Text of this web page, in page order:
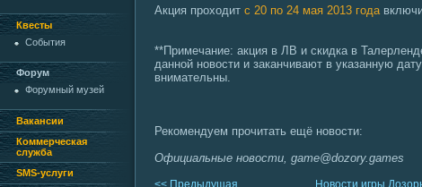
Квесты
События
Форум
Форумный музей
Вакансии
Коммерческая
служба
SMS-услуги
Акция проходит с 20 по 24 мая 2013 года
**Примечание: акция в ЛВ и скидка в
данной новости и заканчивают в указанную
внимательны.
Рекомендуем прочитать ещё новости:
Официальные новости, game@dozory.games
<< Предыдущая Новости игры